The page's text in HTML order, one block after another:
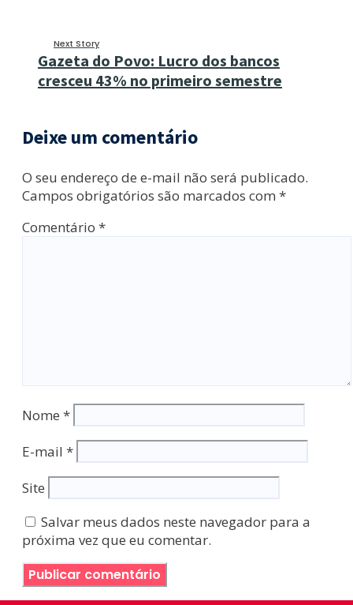
Next Story
Gazeta do Povo: Lucro dos bancos
cresceu 43% no primeiro semestre
Deixe um comentário
O seu endereço de e-mail não será publicado.
Campos obrigatórios são marcados com *
Comentário *
Nome *
E-mail *
Site
Salvar meus dados neste navegador para a
próxima vez que eu comentar.